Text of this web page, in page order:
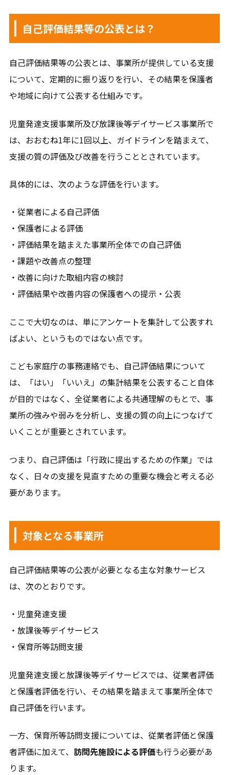
自己評価結果等の公表とは？
自己評価結果等の公表とは、事業所が提供している支援
について、定期的に振り返りを行い、その結果を保護者
や地域に向けて公表する仕組みです。
児童発達支援事業所及び放課後等デイサービス事業所で
は、おおむね1年に1回以上、ガイドラインを踏まえて、
支援の質の評価及び改善を行うこととされています。
具体的には、次のような評価を行います。
・従業者による自己評価
・保護者による評価
・評価結果を踏まえた事業所全体での自己評価
・課題や改善点の整理
・改善に向けた取組内容の検討
・評価結果や改善内容の保護者への提示・公表
ここで大切なのは、単にアンケートを集計して公表すれ
ばよい、というものではない点です。
こども家庭庁の事務連絡でも、自己評価結果について
は、「はい」「いいえ」の集計結果を公表すること自体
が目的ではなく、全従業者による共通理解のもとで、事
業所の強みや弱みを分析し、支援の質の向上につなげて
いくことが重要とされています。
つまり、自己評価は「行政に提出するための作業」では
なく、日々の支援を見直すための重要な機会と考える必
要があります。
対象となる事業所
自己評価結果等の公表が必要となる主な対象サービス
は、次のとおりです。
・児童発達支援
・放課後等デイサービス
・保育所等訪問支援
児童発達支援と放課後等デイサービスでは、従業者評価
と保護者評価を行い、その結果を踏まえて事業所全体で
自己評価を行います。
一方、保育所等訪問支援については、従業者評価と保護
者評価に加えて、 訪問先施設による評価も行う必要があ
ります。